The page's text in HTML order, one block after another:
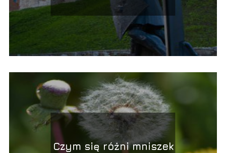
Czym się różni mniszek